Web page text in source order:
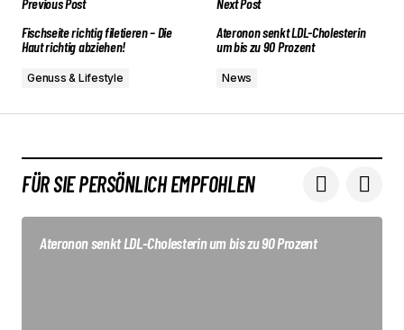
Fischseite richtig filetieren – Die
Haut richtig abziehen!
Genuss & Lifestyle
Ateronon senkt LDL-Cholesterin
um bis zu 90 Prozent
News
FÜR SIE PERSÖNLICH EMPFOHLEN
Ateronon senkt LDL-Cholesterin um bis zu 90 Prozent